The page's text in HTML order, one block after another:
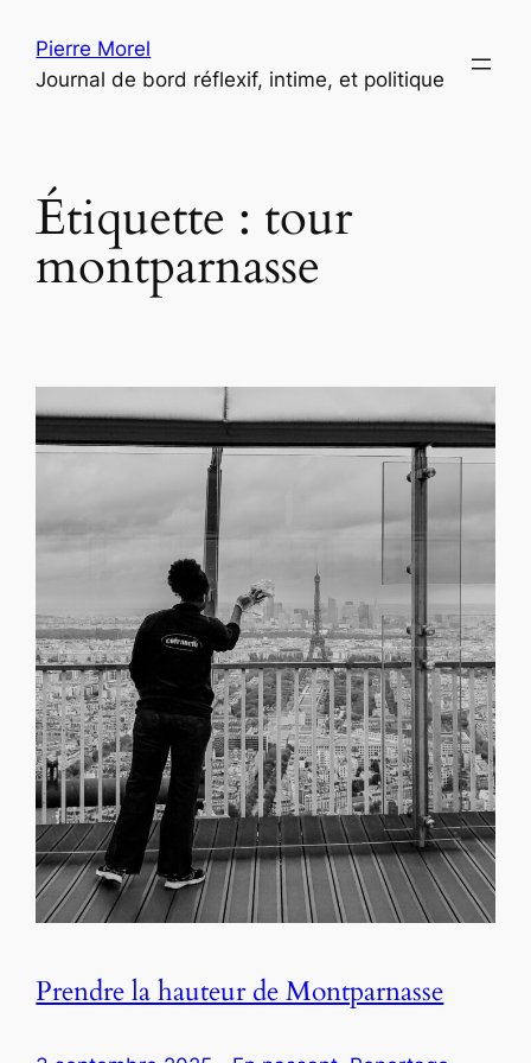
contenu
Pierre Morel
Journal de bord réflexif, intime, et politique
Étiquette : tour
montparnasse
Prendre la hauteur de Montparnasse